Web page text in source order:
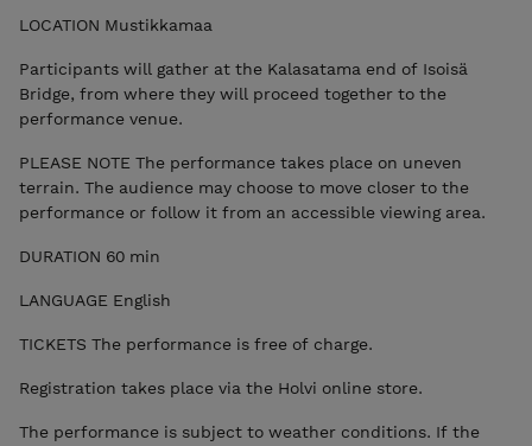
LOCATION Mustikkamaa
Participants will gather at the Kalasatama end of Isoisä
Bridge, from where they will proceed together to the
performance venue.
PLEASE NOTE The performance takes place on uneven
terrain. The audience may choose to move closer to the
performance or follow it from an accessible viewing area.
DURATION 60 min
LANGUAGE English
TICKETS The performance is free of charge.
Registration takes place via the Holvi online store.
The performance is subject to weather conditions. If the